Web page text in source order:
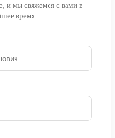
и мы свяжемся с вами в
время